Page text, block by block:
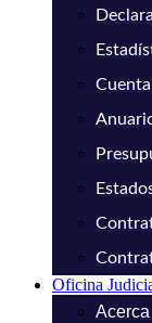
Oficina